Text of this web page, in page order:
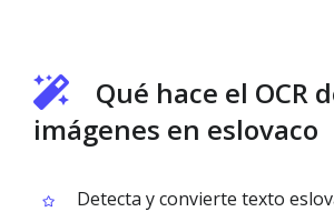
Qué hace el OCR
imágenes en eslovaco
Detecta y convierte texto